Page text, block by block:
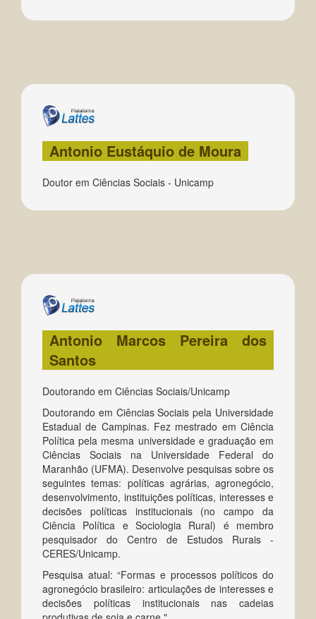
Antonio Eustáquio de Moura
Doutor em Ciências Sociais - Unicamp
Antonio Marcos Pereira dos
Santos
Doutorando em Ciências Sociais/Unicamp
Doutorando em Ciências Sociais pela Universidade
Estadual de Campinas. Fez mestrado em Ciência
Política pela mesma universidade e graduação em
Ciências Sociais na Universidade Federal do
Maranhão (UFMA). Desenvolve pesquisas sobre os
seguintes temas: políticas agrárias, agronegócio,
desenvolvimento, instituições políticas, interesses e
decisões políticas institucionais (no campo da
Ciência Política e Sociologia Rural) é membro
pesquisador do Centro de Estudos Rurais -
CERES/Unicamp.
Pesquisa atual: “Formas e processos políticos do
agronegócio brasileiro: articulações de interesses e
decisões políticas institucionais nas cadeias